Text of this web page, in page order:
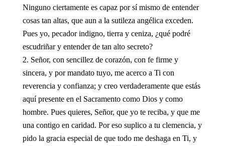
Ninguno ciertamente es capaz por sí mismo de entender
cosas tan altas, que aun a la sutileza angélica exceden.
Pues yo, pecador indigno, tierra y ceniza, ¿qué podré
escudriñar y entender de tan alto secreto?
Señor, con sencillez de corazón, con fe firme y
sincera, y por mandato tuyo, me acerco a Ti con
reverencia y confianza; y creo verdaderamente que estás
aquí presente en el Sacramento como Dios y como
hombre. Pues quieres, Señor, que yo te reciba, y que me
una contigo en caridad. Por eso suplico a tu clemencia, y
pido la gracia especial de que todo me deshaga en Ti, y